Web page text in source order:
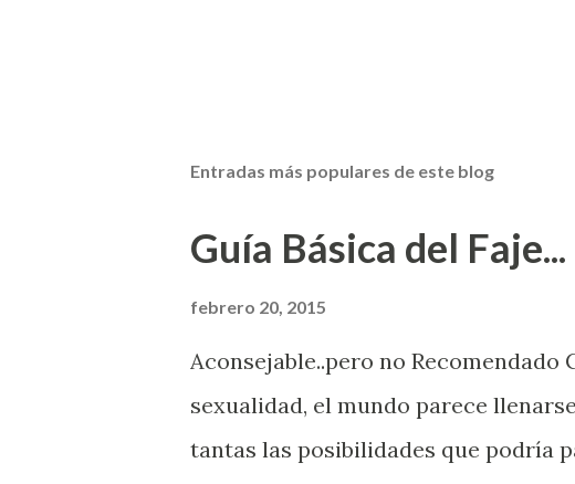
Entradas más populares de este blog
Guía Básica del Faje...
febrero 20, 2015
Aconsejable..pero no
sexualidad, el mundo parece
tantas las posibilidades que podría